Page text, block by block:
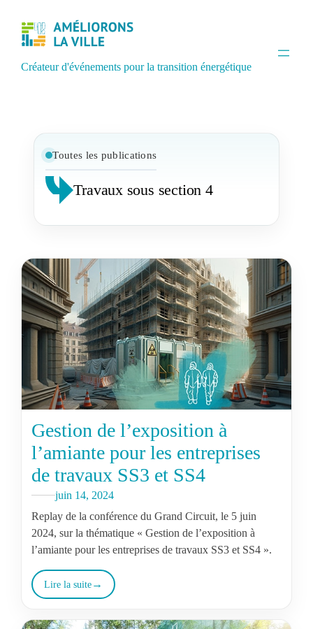
Créateur d'événements pour la transition énergétique
Toutes les publications
Travaux sous section 4
Gestion de l’exposition à
l’amiante pour les entreprises
de travaux SS3 et SS4
juin 14, 2024
Replay de la conférence du Grand Circuit, le 5 juin
2024, sur la thématique « Gestion de l’exposition à
l’amiante pour les entreprises de travaux SS3 et SS4 ».
Lire la suite